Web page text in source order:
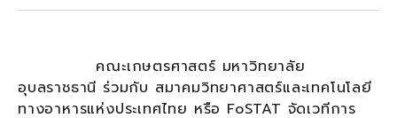
คณะเกษตรศาสตร์ มหาวิทยาลัย
อุบลราชธานี ร่วมกับ สมาคมวิทยาศาสตร์และเทคโนโลยี
ทางอาหารแห่งประเทศไทย หรือ FoSTAT จัดเวทีการ